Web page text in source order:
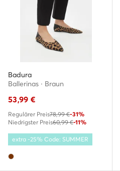
Badura
Ballerinas · Braun
53,99 €
Regulärer Preis78,99 €-31%
Niedrigster Preis60,99 €-11%
extra -25% Code: SUMMER